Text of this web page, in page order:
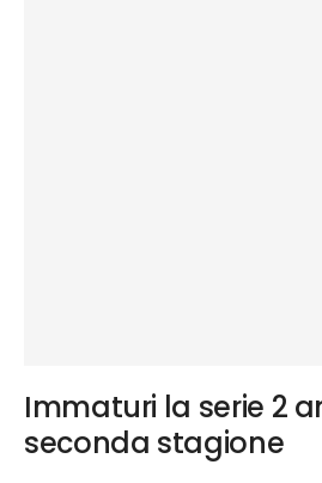
Immaturi la serie 2
seconda stagione